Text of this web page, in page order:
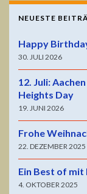
NEUESTE
Happy
30. JULI 2026
12. Juli:
Heights Day
19. JUNI 2026
Frohe
22. DEZEMBER 2025
Ein Best of mit
4. OKTOBER 2025